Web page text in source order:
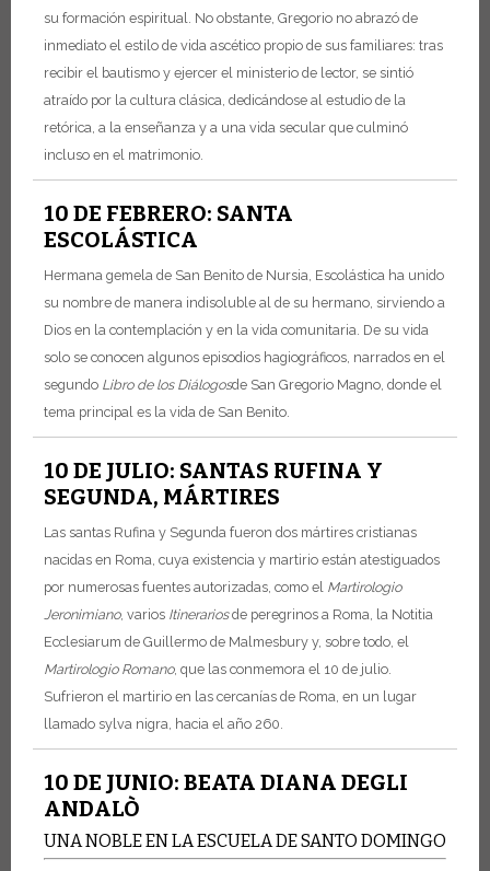
su formación espiritual. No obstante, Gregorio no abrazó de
inmediato el estilo de vida ascético propio de sus familiares: tras
recibir el bautismo y ejercer el ministerio de lector, se sintió
atraído por la cultura clásica, dedicándose al estudio de la
retórica, a la enseñanza y a una vida secular que culminó
incluso en el matrimonio.
10 DE FEBRERO: SANTA
ESCOLÁSTICA
Hermana gemela de San Benito de Nursia, Escolástica ha unido
su nombre de manera indisoluble al de su hermano, sirviendo a
Dios en la contemplación y en la vida comunitaria. De su vida
solo se conocen algunos episodios hagiográficos, narrados en el
segundo Libro de los Diálogosde San Gregorio Magno, donde el
tema principal es la vida de San Benito.
10 DE JULIO: SANTAS RUFINA Y
SEGUNDA, MÁRTIRES
Las santas Rufina y Segunda fueron dos mártires cristianas
nacidas en Roma, cuya existencia y martirio están atestiguados
por numerosas fuentes autorizadas, como el Martirologio
Jeronimiano, varios Itinerariosde peregrinos a Roma, la Notitia
Ecclesiarum de Guillermo de Malmesbury y, sobre todo, el
Martirologio Romano, que las conmemora el 10 de julio.
Sufrieron el martirio en las cercanías de Roma, en un lugar
llamado sylva nigra, hacia el año 260.
10 DE JUNIO: BEATA DIANA DEGLI
ANDALÒ
UNA NOBLE EN LA ESCUELA DE SANTO DOMINGO